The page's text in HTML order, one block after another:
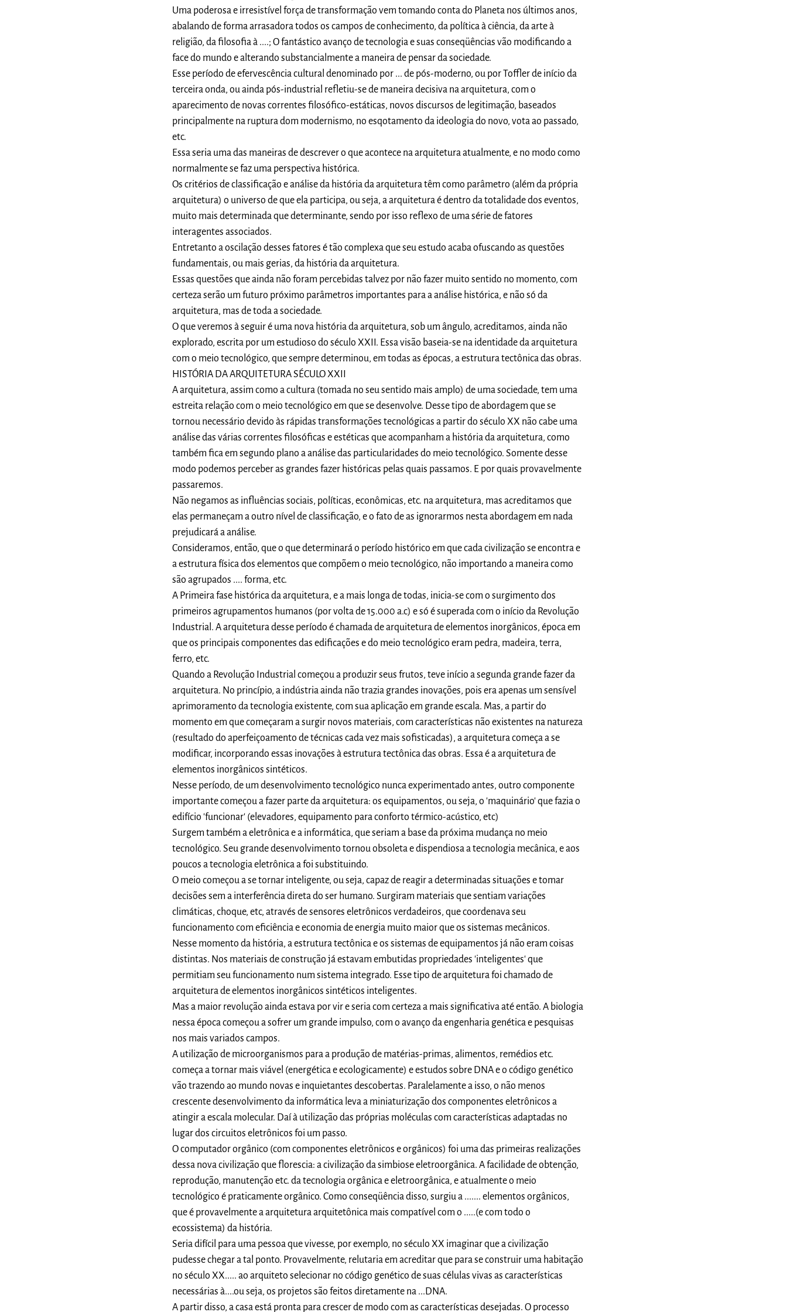
Uma poderosa e irresistível força de transformação vem tomando conta do Planeta nos últimos anos,
abalando de forma arrasadora todos os campos de conhecimento, da política à ciência, da arte à
religião, da filosofia à ....; O fantástico avanço de tecnologia e suas conseqüências vão modificando a
face do mundo e alterando substancialmente a maneira de pensar da sociedade.
Esse período de efervescência cultural denominado por ... de pós-moderno, ou por Toffler de início da
terceira onda, ou ainda pós-industrial refletiu-se de maneira decisiva na arquitetura, com o
aparecimento de novas correntes filosófico-estáticas, novos discursos de legitimação, baseados
principalmente na ruptura dom modernismo, no esqotamento da ideologia do novo, vota ao passado,
etc.
Essa seria uma das maneiras de descrever o que acontece na arquitetura atualmente, e no modo como
normalmente se faz uma perspectiva histórica.
Os critérios de classificação e análise da história da arquitetura têm como parâmetro (além da própria
arquitetura) o universo de que ela participa, ou seja, a arquitetura é dentro da totalidade dos eventos,
muito mais determinada que determinante, sendo por isso reflexo de uma série de fatores
interagentes associados.
Entretanto a oscilação desses fatores é tão complexa que seu estudo acaba ofuscando as questões
fundamentais, ou mais gerias, da história da arquitetura.
Essas questões que ainda não foram percebidas talvez por não fazer muito sentido no momento, com
certeza serão um futuro próximo parâmetros importantes para a análise histórica, e não só da
arquitetura, mas de toda a sociedade.
O que veremos à seguir é uma nova história da arquitetura, sob um ângulo, acreditamos, ainda não
explorado, escrita por um estudioso do século XXII. Essa visão baseia-se na identidade da arquitetura
com o meio tecnológico, que sempre determinou, em todas as épocas, a estrutura tectônica das obras.
HISTÓRIA DA ARQUITETURA SÉCULO XXII
A arquitetura, assim como a cultura (tomada no seu sentido mais amplo) de uma sociedade, tem uma
estreita relação com o meio tecnológico em que se desenvolve. Desse tipo de abordagem que se
tornou necessário devido às rápidas transformações tecnológicas a partir do século XX não cabe uma
análise das várias correntes filosóficas e estéticas que acompanham a história da arquitetura, como
também fica em segundo plano a análise das particularidades do meio tecnológico. Somente desse
modo podemos perceber as grandes fazer históricas pelas quais passamos. E por quais provavelmente
passaremos.
Não negamos as influências sociais, políticas, econômicas, etc. na arquitetura, mas acreditamos que
elas permaneçam a outro nível de classificação, e o fato de as ignorarmos nesta abordagem em nada
prejudicará a análise.
Consideramos, então, que o que determinará o período histórico em que cada civilização se encontra e
a estrutura física dos elementos que compõem o meio tecnológico, não importando a maneira como
são agrupados .... forma, etc.
A Primeira fase histórica da arquitetura, e a mais longa de todas, inicia-se com o surgimento dos
primeiros agrupamentos humanos (por volta de 15.000 a.c) e só é superada com o início da Revolução
Industrial. A arquitetura desse período é chamada de arquitetura de elementos inorgânicos, época em
que os principais componentes das edificações e do meio tecnológico eram pedra, madeira, terra,
ferro, etc.
Quando a Revolução Industrial começou a produzir seus frutos, teve início a segunda grande fazer da
arquitetura. No princípio, a indústria ainda não trazia grandes inovações, pois era apenas um sensível
aprimoramento da tecnologia existente, com sua aplicação em grande escala. Mas, a partir do
momento em que começaram a surgir novos materiais, com características não existentes na natureza
(resultado do aperfeiçoamento de técnicas cada vez mais sofisticadas), a arquitetura começa a se
modificar, incorporando essas inovações à estrutura tectônica das obras. Essa é a arquitetura de
elementos inorgânicos sintéticos.
Nesse período, de um desenvolvimento tecnológico nunca experimentado antes, outro componente
importante começou a fazer parte da arquitetura: os equipamentos, ou seja, o 'maquinário' que fazia o
edifício 'funcionar' (elevadores, equipamento para conforto térmico-acústico, etc)
Surgem também a eletrônica e a informática, que seriam a base da próxima mudança no meio
tecnológico. Seu grande desenvolvimento tornou obsoleta e dispendiosa a tecnologia mecânica, e aos
poucos a tecnologia eletrônica a foi substituindo.
O meio começou a se tornar inteligente, ou seja, capaz de reagir a determinadas situações e tomar
decisões sem a interferência direta do ser humano. Surgiram materiais que sentiam variações
climáticas, choque, etc, através de sensores eletrônicos verdadeiros, que coordenava seu
funcionamento com eficiência e economia de energia muito maior que os sistemas mecânicos.
Nesse momento da história, a estrutura tectônica e os sistemas de equipamentos já não eram coisas
distintas. Nos materiais de construção já estavam embutidas propriedades 'inteligentes' que
permitiam seu funcionamento num sistema integrado. Esse tipo de arquitetura foi chamado de
arquitetura de elementos inorgânicos sintéticos inteligentes.
Mas a maior revolução ainda estava por vir e seria com certeza a mais significativa até então. A biologia
nessa época começou a sofrer um grande impulso, com o avanço da engenharia genética e pesquisas
nos mais variados campos.
A utilização de microorganismos para a produção de matérias-primas, alimentos, remédios etc.
começa a tornar mais viável (energética e ecologicamente) e estudos sobre DNA e o código genético
vão trazendo ao mundo novas e inquietantes descobertas. Paralelamente a isso, o não menos
crescente desenvolvimento da informática leva a miniaturização dos componentes eletrônicos a
atingir a escala molecular. Daí à utilização das próprias moléculas com características adaptadas no
lugar dos circuitos eletrônicos foi um passo.
O computador orgânico (com componentes eletrônicos e orgânicos) foi uma das primeiras realizações
dessa nova civilização que florescia: a civilização da simbiose eletroorgânica. A facilidade de obtenção,
reprodução, manutenção etc. da tecnologia orgânica e eletroorgânica, e atualmente o meio
tecnológico é praticamente orgânico. Como conseqüência disso, surgiu a ....... elementos orgânicos,
que é provavelmente a arquitetura arquitetônica mais compatível com o .....(e com todo o
ecossistema) da história.
Seria difícil para uma pessoa que vivesse, por exemplo, no século XX imaginar que a civilização
pudesse chegar a tal ponto. Provavelmente, relutaria em acreditar que para se construir uma habitação
no século XX..... ao arquiteto selecionar no código genético de suas células vivas as características
necessárias à....ou seja, os projetos são feitos diretamente na ...DNA.
A partir disso, a casa está pronta para crescer de modo com as características desejadas. O processo